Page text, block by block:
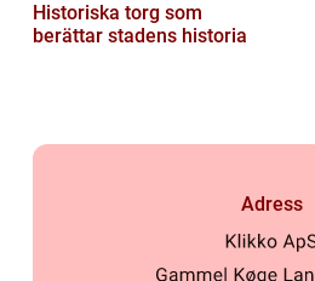
Historiska torg som
berättar stadens historia
Adress